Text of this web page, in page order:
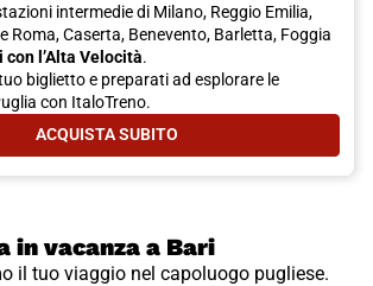
intermedie di Milano, Reggio Emilia,
Roma, Caserta, Benevento, Barletta, Foggia
l’Alta Velocità.
biglietto e preparati ad esplorare le
con ItaloTreno.
ACQUISTA SUBITO- NUOVA LINEA TORINO - BARI.
in vacanza a Bari
il tuo viaggio nel capoluogo pugliese.